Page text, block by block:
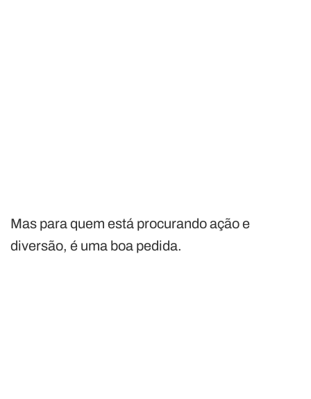
Mas para quem está procurando ação e
diversão, é uma boa pedida.